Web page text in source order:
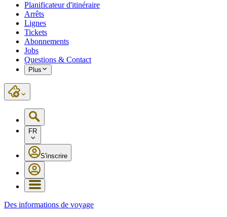
Planificateur d'itinéraire
Arrêts
Lignes
Tickets
Abonnements
Jobs
Questions & Contact
Plus
FR
S'inscrire
Des informations de voyage